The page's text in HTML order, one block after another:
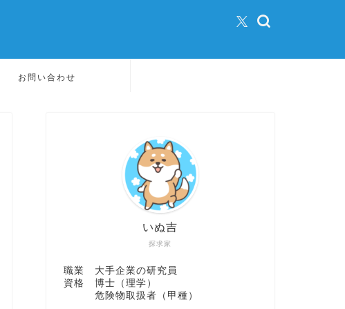
お問い合わせ
探求家
いぬ吉
職業 大手企業の研究員
資格 博士（理学）
危険物取扱者（甲種）